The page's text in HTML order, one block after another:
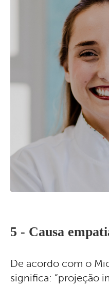
5 - Causa
De acordo com o
significa: “projeção